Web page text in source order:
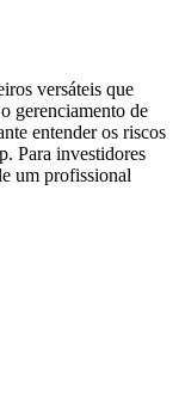
versáteis que
gerenciamento de
entender os riscos
Para investidores
um profissional